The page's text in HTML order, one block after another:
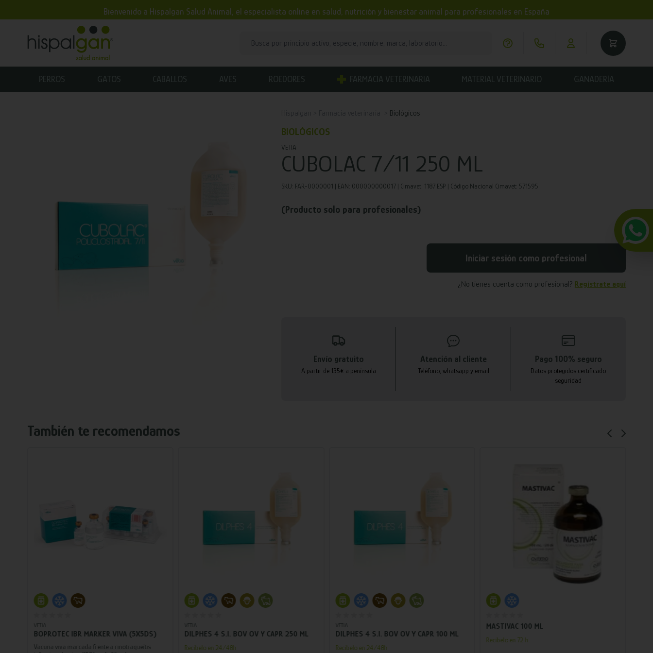
Bienvenido a Hispalgan Salud Animal, el especialista online en salud, nutrición y bienestar animal para profesionales en España
PERROS GATOS CABALLOS AVES ROEDORES FARMACIA VETERINARIA MATERIAL VETERINARIO GANADERÍA
Biológicos
BIOLÓGICOS
VETIA
CUBOLAC 7/11 250 ML
SKU: FAR-0000001 | EAN: 000000000017 | Cimavet: 1187 ESP | Código Nacional Cimavet: 571595
(Producto solo para profesionales)
Iniciar sesión como profesional
¿No tienes cuenta como profesional? Regístrate aquí
Envío gratuito
A partir de 135€ a península
Atención al cliente
Teléfono, whatsapp y email
Pago 100% seguro
Datos protegidos certificado
seguridad
También te recomendamos
Añadir al carrito
VETIA
BOPROTEC IBR MARKER VIVA (5X5DS)
Vacuna viva marcada frente a rinotraqueítis
Añadir al carrito
VETIA
DILPHES 4 S.I. BOV OV Y CAPR 250 ML
Recíbelo en 24/48h
Añadir al carrito
VETIA
DILPHES 4 S.I. BOV OV Y CAPR 100 ML
Recíbelo en 24/48h
MASTIVAC 100 ML
Recíbelo en 72 h.